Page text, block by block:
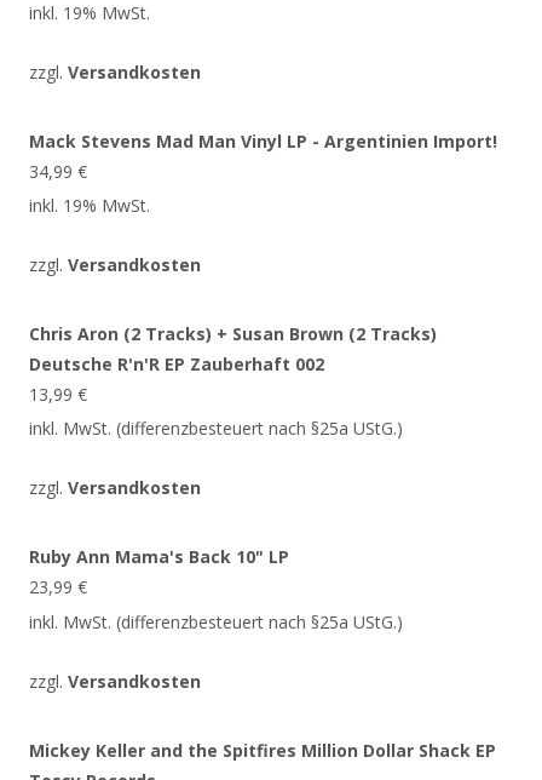
inkl. 19% MwSt.
zzgl. Versandkosten
Mack Stevens Mad Man Vinyl LP - Argentinien Import!
34,99 €
inkl. 19% MwSt.
zzgl. Versandkosten
Chris Aron (2 Tracks) + Susan Brown (2 Tracks)
Deutsche R'n'R EP Zauberhaft 002
13,99 €
inkl. MwSt. (differenzbesteuert nach §25a UStG.)
zzgl. Versandkosten
Ruby Ann Mama's Back 10" LP
23,99 €
inkl. MwSt. (differenzbesteuert nach §25a UStG.)
zzgl. Versandkosten
Mickey Keller and the Spitfires Million Dollar Shack EP